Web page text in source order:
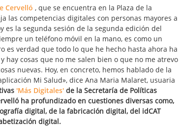
Cervelló , que se encuentra en la Plaza de la
las competencias digitales con personas mayores a
es la segunda sesión de la segunda edición del
un teléfono móvil en la mano, es como un
es verdad que todo lo que he hecho hasta ahora ha
cosas que no me salen bien o que no me atrevo
nuevas. Hoy, en concreto, hemos hablado de la
Mi Salud», dice Ana Maria Malaret, usuaria
'Más Digitales' de la Secretaría de Políticas
ha profundizado en cuestiones diversas como,
digital, de la fabricación digital, del idCAT
digital.